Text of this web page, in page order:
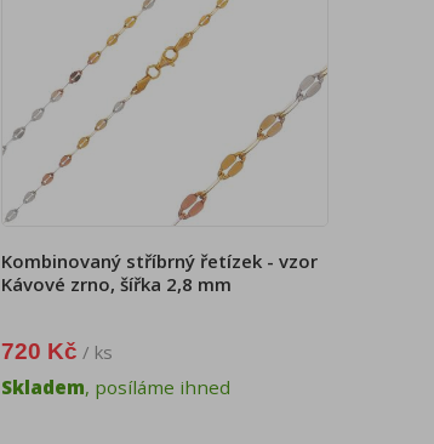
Kombinovaný stříbrný řetízek - vzor
Kávové zrno, šířka 2,8 mm
720 Kč / ks
Skladem, posíláme ihned